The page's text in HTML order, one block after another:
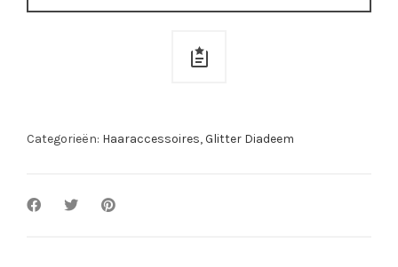
Categorieën: Haaraccessoires,Glitter Diadeem